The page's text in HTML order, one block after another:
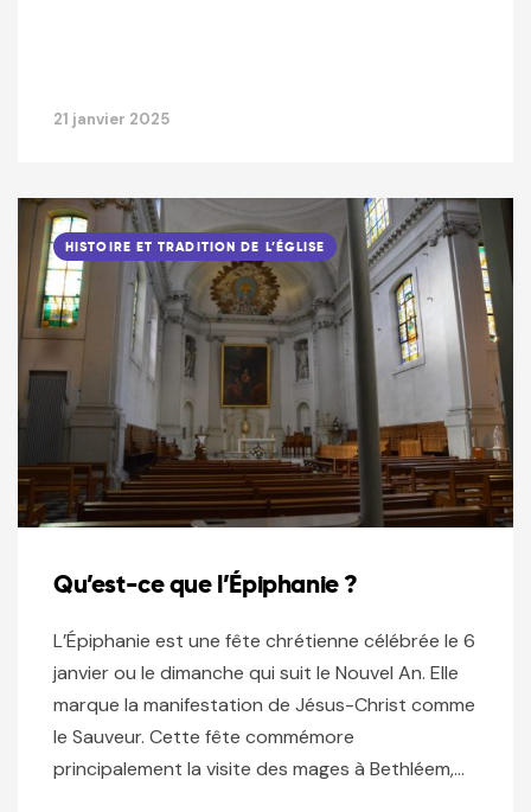
21 janvier 2025
HISTOIRE ET TRADITION DE L’ÉGLISE
Qu’est-ce que l’Épiphanie ?
L’Épiphanie est une fête chrétienne célébrée le 6
janvier ou le dimanche qui suit le Nouvel An. Elle
marque la manifestation de Jésus-Christ comme
le Sauveur. Cette fête commémore
principalement la visite des mages à Bethléem,…